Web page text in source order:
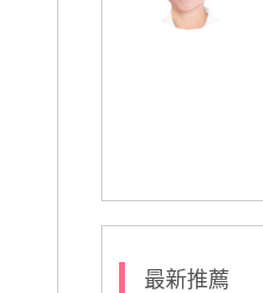
最新推薦